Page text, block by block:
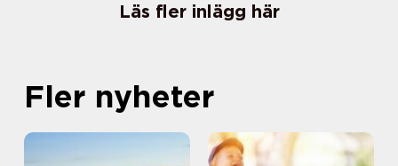
Läs fler inlägg här
Fler nyheter